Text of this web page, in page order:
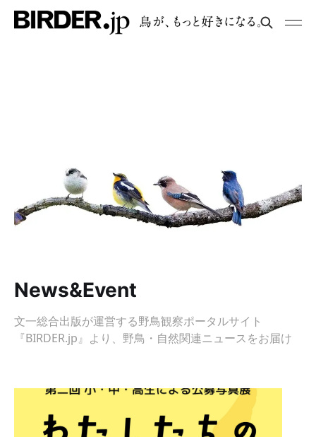
News&Event
文一総合出版が運営する野鳥観察ポータルサイト
『BIRDER.jp』より、野鳥・自然関連ニュースをお届け